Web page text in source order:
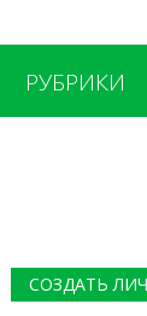
РУБРИКИ
СОЗДАТЬ